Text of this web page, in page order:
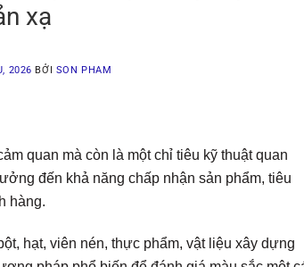
xạ
2026 BỞI SON PHAM
quan mà còn là một chỉ tiêu kỹ thuật quan
đến khả năng chấp nhận sản phẩm, tiêu
hàng.
hạt, viên nén, thực phẩm, vật liệu xây dựng